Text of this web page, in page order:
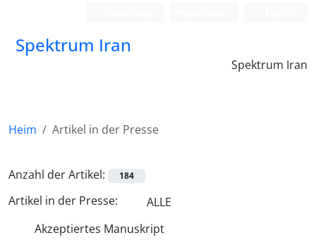
Spektrum Iran
Spektrum Iran
Heim Artikel in der Presse
Anzahl der Artikel: 184
Artikel in der Presse:
ALLE
Akzeptiertes Manuskript